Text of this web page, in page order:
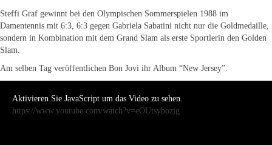
Steffi Graf gewinnt bei den Olympischen Sommerspielen 1988 im
Damentennis mit 6:3, 6:3 gegen Gabriela Sabatini nicht nur die Goldmedaille,
sondern in Kombination mit dem Grand Slam als erste Sportlerin den Golden
Slam.
Am selben Tag veröffentlichen Bon Jovi ihr Album “New Jersey”.
Aktivieren Sie JavaScript um das Video zu sehen.
https://www.youtube.com/watch?v=eOUtsybozjg